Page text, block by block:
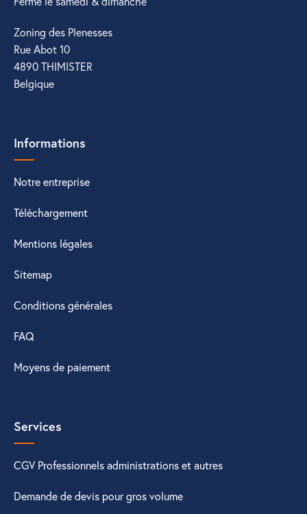
Zoning des Plenesses
Rue Abot 10
4890 THIMISTER
Belgique
Informations
Notre entreprise
Téléchargement
Mentions légales
Sitemap
Conditions générales
FAQ
Moyens de paiement
Services
CGV Professionnels administrations et autres
Demande de devis pour gros volume